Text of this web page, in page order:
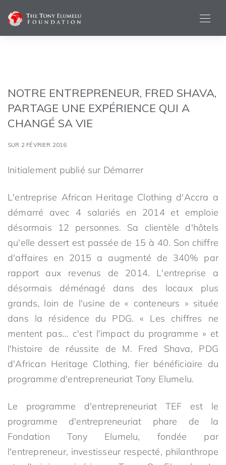
NOTRE ENTREPRENEUR, FRED SHAVA,
PARTAGE UNE EXPÉRIENCE QUI A
CHANGÉ SA VIE
SUR 2 FÉVRIER 2016
Initialement publié sur Démarrer
L'entreprise African Heritage Clothing d'Accra a
démarré avec 4 salariés en 2014 et emploie
désormais 12 personnes. Sa clientèle d'hôtels
qu'elle dessert est passée de 15 à 40. Son chiffre
d'affaires en 2015 a augmenté de 340% par
rapport aux revenus de 2014. L'entreprise a
désormais déménagé dans des locaux plus
grands, loin de l'usine de « conteneurs » située
dans la résidence du PDG. « Les chiffres ne
mentent pas… c'est l'impact du programme » et
l'histoire de réussite de M. Fred Shava, PDG
d'African Heritage Clothing, fier bénéficiaire du
programme d'entrepreneuriat Tony Elumelu.
Le programme d'entrepreneuriat TEF est le
programme d'entrepreneuriat phare de la
Fondation Tony Elumelu, fondée par
l'entrepreneur, investisseur respecté, philanthrope